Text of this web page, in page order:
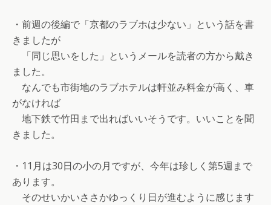
・前週の後編で「京都のラブホは少ない」という話を書
きましたが
「同じ思いをした」というメールを読者の方から戴き
ました。
なんでも市街地のラブホテルは軒並み料金が高く、車
がなければ
地下鉄で竹田まで出ればいいそうです。いいことを聞
きました。
・11月は30日の小の月ですが、今年は珍しく第5週まで
あります。
そのせいかいささかゆっくり日が進むように感じます